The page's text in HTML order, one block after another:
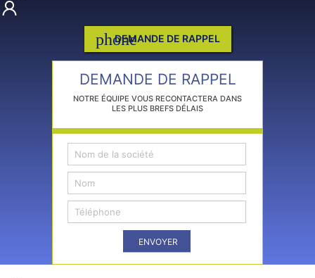
phone
DEMANDE DE RAPPEL
DEMANDE DE RAPPEL
NOTRE ÉQUIPE VOUS RECONTACTERA DANS
LES PLUS BREFS DÉLAIS
ENVOYER